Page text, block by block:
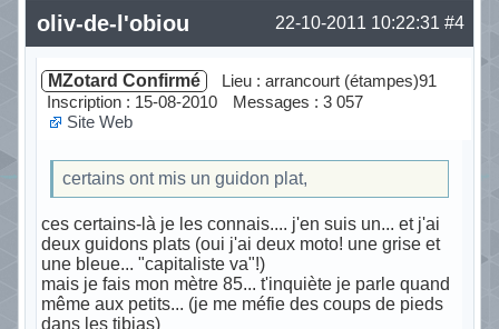
Hors ligne #4
22-10-2011 10:22:31
oliv-de-l'obiou
MZotard Confirmé
Lieu : arrancourt (étampes)91
Inscription : 15-08-2010
Messages : 3 057
Site Web
certains ont mis un guidon plat,
ces certains-là je les connais.... j'en suis un... et j'ai
deux guidons plats (oui j'ai deux moto! une grise et
une bleue... "capitaliste va"!)
mais je fais mon mètre 85... t'inquiète je parle quand
même aux petits... (je me méfie des coups de pieds
dans les tibias)